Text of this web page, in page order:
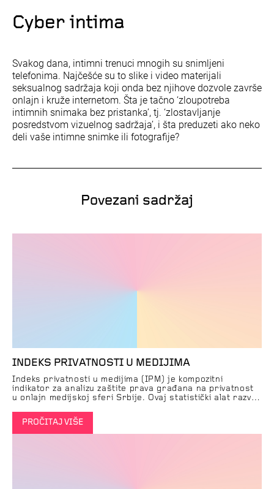
Cyber intima
Svakog dana, intimni trenuci mnogih su snimljeni
telefonima. Najčešće su to slike i video materijali
seksualnog sadržaja koji onda bez njihove dozvole završe
onlajn i kruže internetom. Šta je tačno ‘zloupotreba
intimnih snimaka bez pristanka’, tj. ‘zlostavljanje
posredstvom vizuelnog sadržaja’, i šta preduzeti ako neko
deli vaše intimne snimke ili fotografije?
Povezani sadržaj
INDEKS PRIVATNOSTI U MEDIJIMA
Indeks privatnosti u medijima (IPM) je kompozitni
indikator za analizu zaštite prava građana na privatnost
u onlajn medijskoj sferi Srbije. Ovaj statistički alat razvija
unapređenje standarda zaštite privatnosti u poslovanju
medija na internetu.
PROČITAJ VIŠE